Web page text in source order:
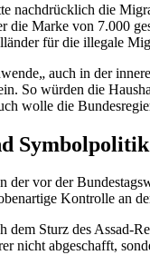
nachdrücklich die
die Marke von 7.000
für die illegale
auch in der
So würden die
wolle die
Symbolpolitik
der vor der
Kontrolle an
dem Sturz des
nicht abgeschafft,